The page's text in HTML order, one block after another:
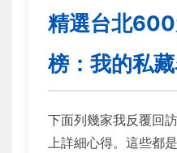
精選台北
榜：我的私
下面列幾家我反覆回
上詳細心得。這些都